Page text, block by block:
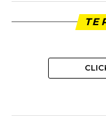
TE